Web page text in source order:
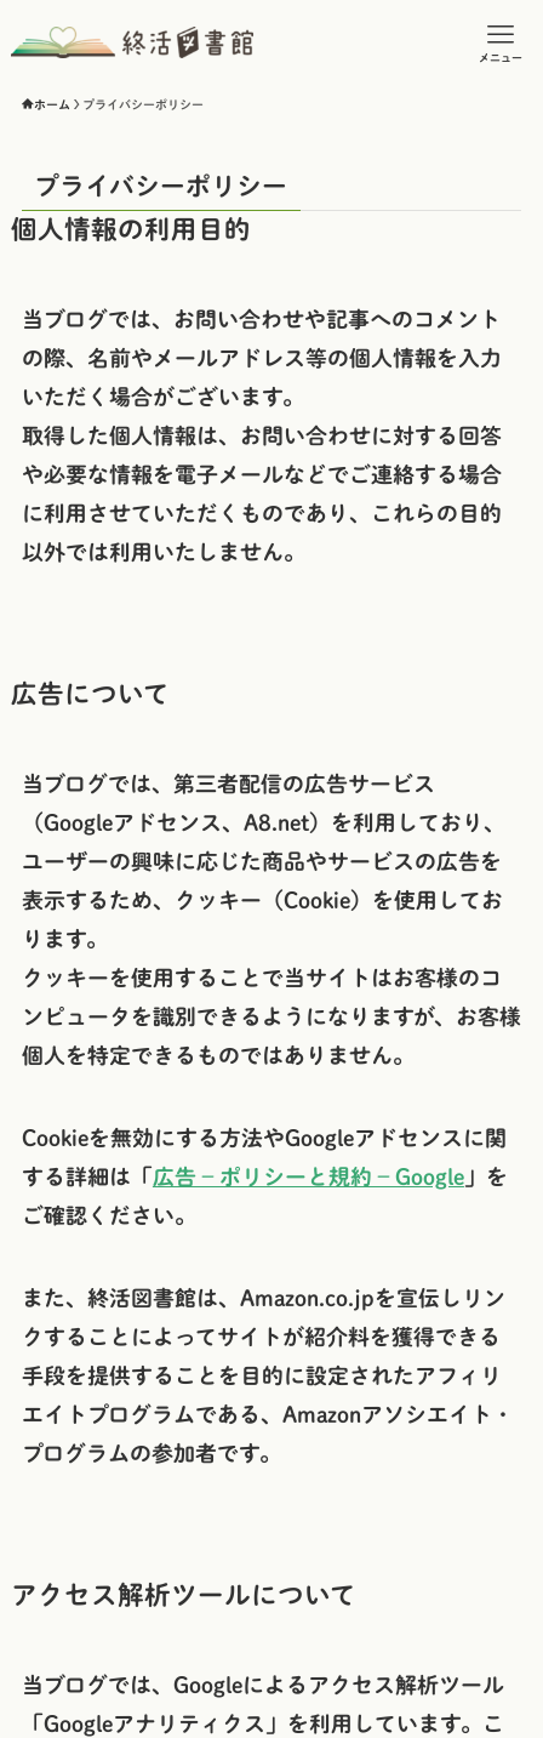
メニュー
ホーム プライバシーポリシー
プライバシーポリシー
個人情報の利用目的
当ブログでは、お問い合わせや記事へのコメント
の際、名前やメールアドレス等の個人情報を入力
いただく場合がございます。
取得した個人情報は、お問い合わせに対する回答
や必要な情報を電子メールなどでご連絡する場合
に利用させていただくものであり、これらの目的
以外では利用いたしません。
広告について
当ブログでは、第三者配信の広告サービス
（Googleアドセンス、A8.net）を利用しており、
ユーザーの興味に応じた商品やサービスの広告を
表示するため、クッキー（Cookie）を使用してお
ります。
クッキーを使用することで当サイトはお客様のコ
ンピュータを識別できるようになりますが、お客様
個人を特定できるものではありません。
Cookieを無効にする方法やGoogleアドセンスに関
する詳細は「広告 – ポリシーと規約 – Google」を
ご確認ください。
また、終活図書館は、Amazon.co.jpを宣伝しリン
クすることによってサイトが紹介料を獲得できる
手段を提供することを目的に設定されたアフィリ
エイトプログラムである、Amazonアソシエイト・
プログラムの参加者です。
アクセス解析ツールについて
当ブログでは、Googleによるアクセス解析ツール
「Googleアナリティクス」を利用しています。こ